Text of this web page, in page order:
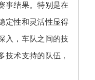
事结果。特别是在
定性和灵活性显得
入，车队之间的技
技术支持的队伍，